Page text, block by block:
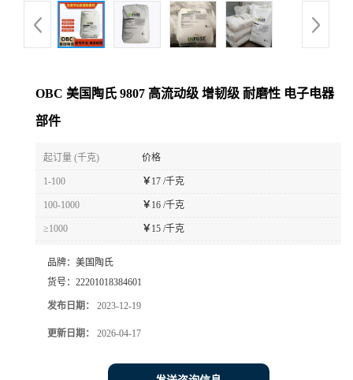
展
证
OBC 美国陶氏 9807 高流动级 增韧级 耐磨性 电子电器
部件
起订量 (千克) 价格
1-100 ￥ 17 /千克
100-1000 ￥ 16 /千克
≥1000 ￥ 15 /千克
品牌： 美国陶氏
货号： 22201018384601
发布日期： 2023-12-19
更新日期： 2026-04-17